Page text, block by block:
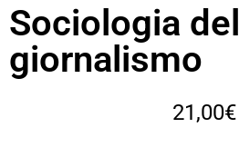
Sociologia del
giornalismo
21,00€